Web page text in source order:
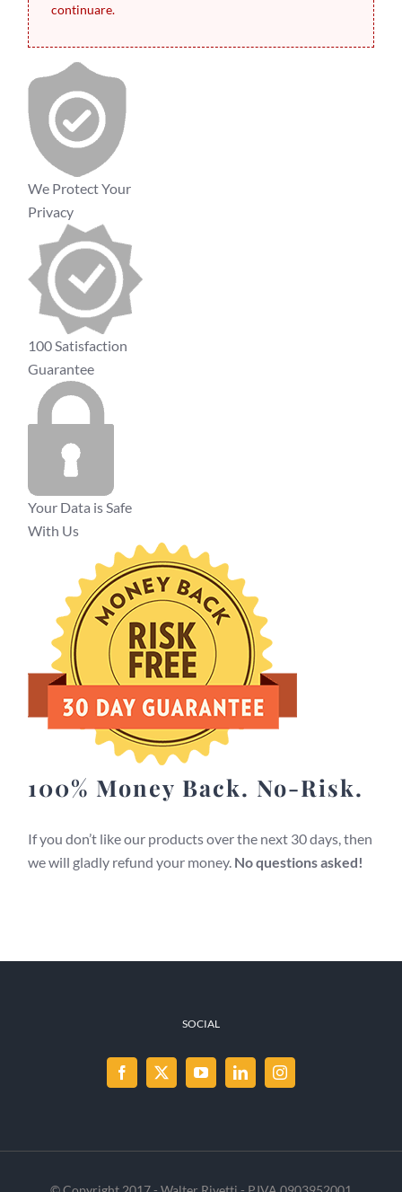
continuare.
We Protect Your
Privacy
100 Satisfaction
Guarantee
Your Data is Safe
With Us
100% Money Back. No-Risk.
If you don’t like our products over the next 30 days, then
we will gladly refund your money. No questions asked!
SOCIAL